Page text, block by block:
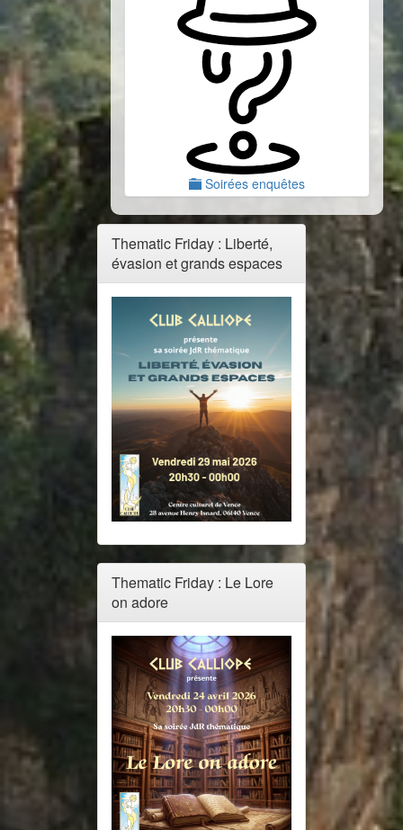
Soirées enquêtes
Thematic Friday : Liberté,
évasion et grands espaces
Thematic Friday : Le Lore
on adore